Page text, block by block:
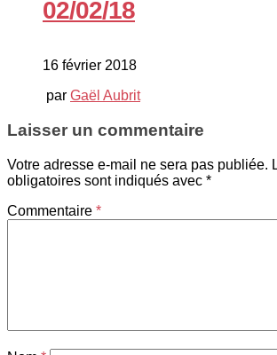
02/02/18
16 février 2018
par Gaël Aubrit
Laisser un commentaire
Votre adresse e-mail ne sera pas publiée.
obligatoires sont indiqués avec *
Commentaire *